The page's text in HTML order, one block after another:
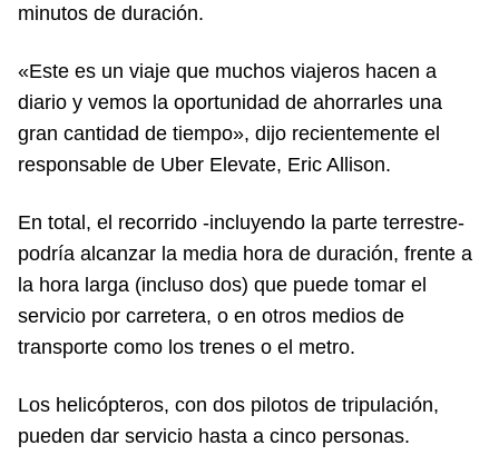
minutos de duración.
«Este es un viaje que muchos viajeros hacen a
diario y vemos la oportunidad de ahorrarles una
gran cantidad de tiempo», dijo recientemente el
responsable de Uber Elevate, Eric Allison.
En total, el recorrido -incluyendo la parte terrestre-
podría alcanzar la media hora de duración, frente a
la hora larga (incluso dos) que puede tomar el
servicio por carretera, o en otros medios de
transporte como los trenes o el metro.
Los helicópteros, con dos pilotos de tripulación,
pueden dar servicio hasta a cinco personas.